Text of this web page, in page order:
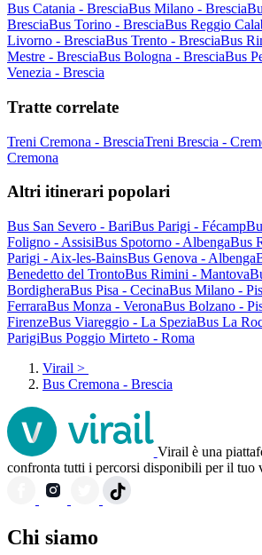
Bus Catania - BresciaBus Milano - Brescia
BresciaBus Torino - BresciaBus Reggio
Livorno - BresciaBus Trento - BresciaBus
Mestre - BresciaBus Bologna - BresciaBus
Venezia - Brescia
Tratte correlate
Treni Cremona - BresciaTreni Brescia -
Cremona
Altri itinerari popolari
Bus San Severo - BariBus Parigi - Fécamp
Foligno - AssisiBus Spotorno - AlbengaBus
Parigi - Aix-les-BainsBus Genova - Albenga
Benedetto del TrontoBus Rimini - Mantova
BordigheraBus Pisa - CecinaBus Milano -
FerraraBus Monza - VeronaBus Bolzano -
FirenzeBus Viareggio - La SpeziaBus La
ParigiBus Poggio Mirteto - Roma
Virail >
Bus Cremona - Brescia
Virail è una
confronta tutti i percorsi disponibili per il tuo
Chi siamo